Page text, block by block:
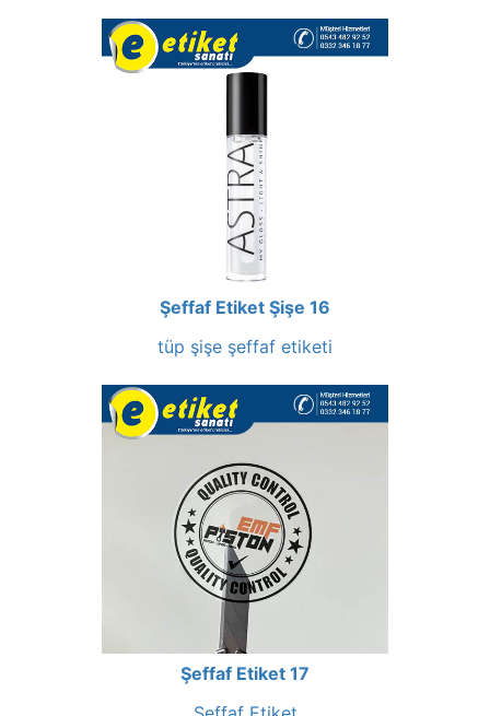
Şeffaf Etiket Şişe 16
tüp şişe şeffaf etiketi
Şeffaf Etiket 17